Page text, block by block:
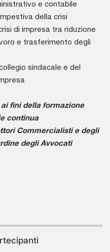
e contabile
della crisi
di impresa tra riduzione
e trasferimento degli
sindacale e del
fini della formazione
continua
Commercialisti e degli
degli Avvocati